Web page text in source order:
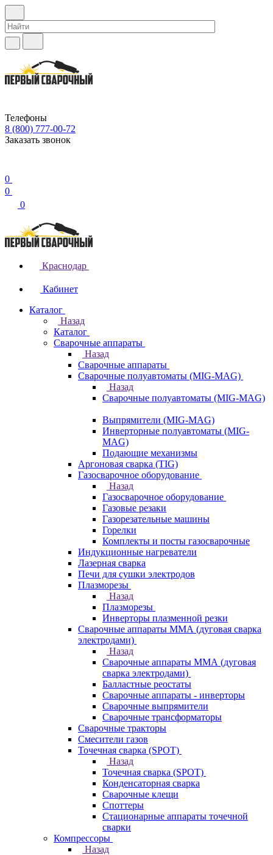
Телефоны
8 (800) 777-00-72
Заказать звонок
0
0
0
Краснодар
Кабинет
Каталог
Назад
Каталог
Сварочные аппараты
Назад
Сварочные аппараты
Сварочные полуавтоматы (MIG-MAG)
Назад
Сварочные полуавтоматы (MIG-MAG)
Выпрямители (MIG-MAG)
Инверторные полуавтоматы (MIG-
MAG)
Подающие механизмы
Аргоновая сварка (TIG)
Газосварочное оборудование
Назад
Газосварочное оборудование
Газовые резаки
Газорезательные машины
Горелки
Комплекты и посты газосварочные
Индукционные нагреватели
Лазерная сварка
Печи для сушки электродов
Плазморезы
Назад
Плазморезы
Инверторы плазменной резки
Сварочные аппараты ММА (дуговая сварка
электродами)
Назад
Сварочные аппараты ММА (дуговая
сварка электродами)
Балластные реостаты
Сварочные аппараты - инверторы
Сварочные выпрямители
Сварочные трансформаторы
Сварочные тракторы
Смесители газов
Точечная сварка (SPOT)
Назад
Точечная сварка (SPOT)
Конденсаторная сварка
Сварочные клещи
Споттеры
Стационарные аппараты точечной
сварки
Компрессоры
Назад